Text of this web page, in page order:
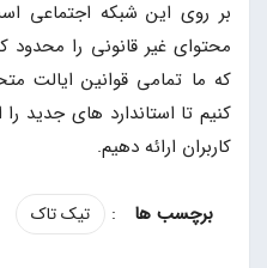
بر روی این شبکه اجتماعی
محتوای غیر قانونی را محدود
که ما تمامی قوانین ایالت
کنیم تا استاندارد های جدید
کاربران ارائه دهیم.
: تیک تاک